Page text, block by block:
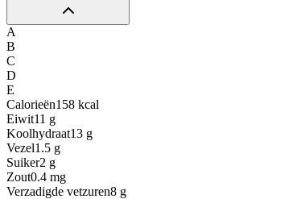
A
B
C
D
E
Calorieën158 kcal
Eiwit11 g
Koolhydraat13 g
Vezel1.5 g
Suiker2 g
Zout0.4 mg
Verzadigde vetzuren8 g